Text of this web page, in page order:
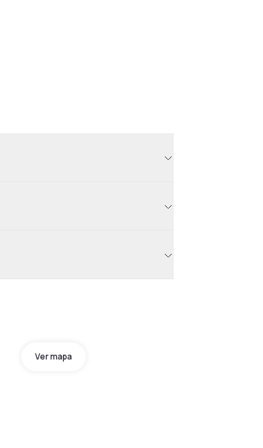
Ver mapa